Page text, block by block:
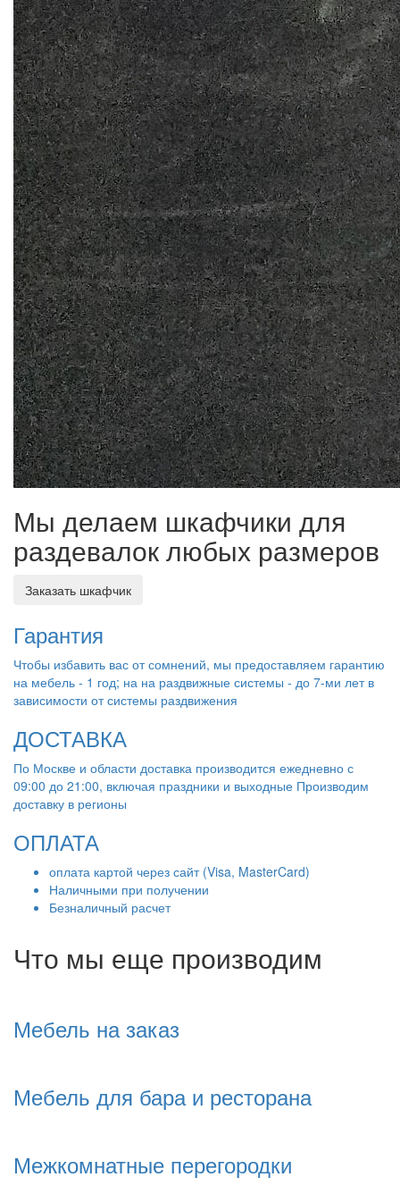
Мы делаем шкафчики для
раздевалок любых размеров
Заказать шкафчик
Гарантия
Чтобы избавить вас от сомнений, мы предоставляем гарантию
на мебель - 1 год; на на раздвижные системы - до 7-ми лет в
зависимости от системы раздвижения
ДОСТАВКА
По Москве и области доставка производится ежедневно с
09:00 до 21:00, включая праздники и выходные Производим
доставку в регионы
ОПЛАТА
оплата картой через сайт (Visa, MasterCard)
Наличными при получении
Безналичный расчет
Что мы еще производим
Мебель на заказ
Мебель для бара и ресторана
Межкомнатные перегородки